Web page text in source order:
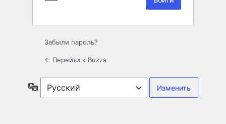
Забыли пароль?
← Перейти к Buzza
Язык